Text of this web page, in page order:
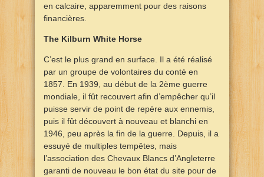
en calcaire, apparemment pour des raisons
financières.
The Kilburn White Horse
C’est le plus grand en surface. Il a été réalisé
par un groupe de volontaires du conté en
1857. En 1939, au début de la 2ème guerre
mondiale, il fût recouvert afin d’empêcher qu’il
puisse servir de point de repère aux ennemis,
puis il fût découvert à nouveau et blanchi en
1946, peu après la fin de la guerre. Depuis, il a
essuyé de multiples tempêtes, mais
l’association des Chevaux Blancs d’Angleterre
garanti de nouveau le bon état du site pour de